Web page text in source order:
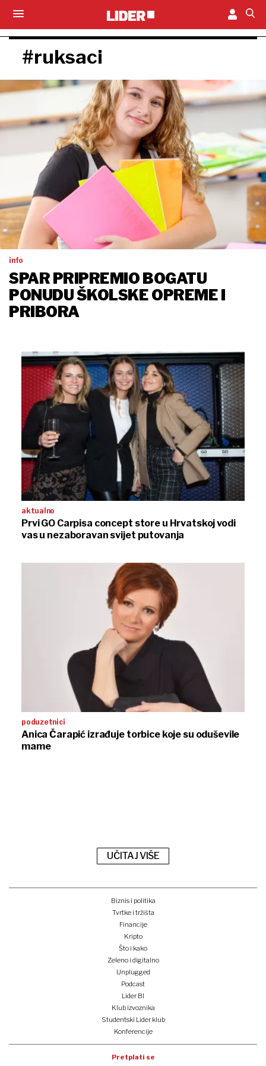
#ruksaci
info
SPAR PRIPREMIO BOGATU
PONUDU ŠKOLSKE OPREME I
PRIBORA
aktualno
Prvi GO Carpisa concept store u Hrvatskoj vodi
vas u nezaboravan svijet putovanja
poduzetnici
Anica Čarapić izrađuje torbice koje su oduševile
mame
UČITAJ VIŠE
Biznis i politika
Tvrtke i tržišta
Financije
Kripto
Što i kako
Zeleno i digitalno
Unplugged
Podcast
Lider BI
Klub izvoznika
Studentski Lider klub
Konferencije
Pretplati se